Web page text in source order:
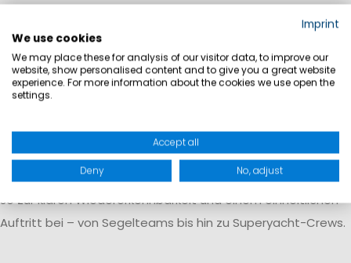
bei intensiver Nutzung angenehm zu tragen. Damit eignen
sie sich sowohl als Arbeitsbekleidung als auch für
repräsentative Aufgaben an Bord.
Einheitlicher Look und
Individualisierung
Für ein stimmiges Erscheinungsbild der Crew lassen sich T-
Shirts und Poloshirts individuell gestalten. Sie können mit
Logos bedruckt, bestickt oder gepatcht werden und tragen
so zur klaren Wiedererkennbarkeit und einem einheitlichen
Auftritt bei – von Segelteams bis hin zu Superyacht-Crews.
Imprint
We use cookies
We may place these for analysis of our visitor data, to improve our
website, show personalised content and to give you a great website
experience. For more information about the cookies we use open the
settings.
Accept all
Deny No, adjust